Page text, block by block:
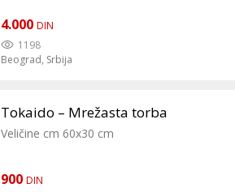
rajsferšlusa omoguæava pakovanje
kompletne opreme. Može se nositi u ruci
ili preko ramena. Sadrži nekoliko dodatnih
pregrada, i idealna je za treninge i turnire.
4.000 DIN
1198
Beograd, Srbija
Tokaido – Mrežasta torba
Veličine cm 60x30 cm
900 DIN